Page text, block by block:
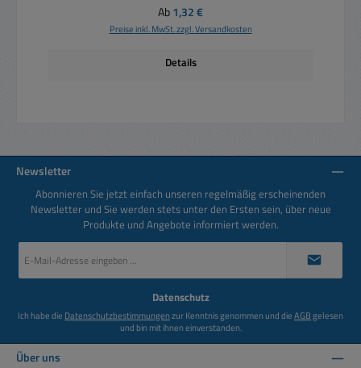
Regulärer Preis:
Ab1,32 €
Preise inkl. MwSt. zzgl. Versandkosten
Details
Newsletter
Abonnieren Sie jetzt einfach unseren regelmäßig erscheinenden
Newsletter und Sie werden stets unter den Ersten sein, über neue
Produkte und Angebote informiert werden.
Mail-
Datenschutz
Ich habe die Datenschutzbestimmungenzur Kenntnis genommen und dieAGBgelesen
und bin mit ihnen einverstanden.
Über uns